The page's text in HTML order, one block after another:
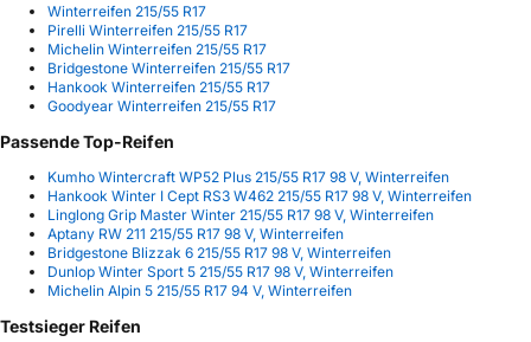
Winterreifen 215/55 R17
Pirelli Winterreifen 215/55 R17
Michelin Winterreifen 215/55 R17
Bridgestone Winterreifen 215/55 R17
Hankook Winterreifen 215/55 R17
Goodyear Winterreifen 215/55 R17
Passende Top-Reifen
Kumho Wintercraft WP52 Plus 215/55 R17 98 V, Winterreifen
Hankook Winter I Cept RS3 W462 215/55 R17 98 V, Winterreifen
Linglong Grip Master Winter 215/55 R17 98 V, Winterreifen
Aptany RW 211 215/55 R17 98 V, Winterreifen
Bridgestone Blizzak 6 215/55 R17 98 V, Winterreifen
Dunlop Winter Sport 5 215/55 R17 98 V, Winterreifen
Michelin Alpin 5 215/55 R17 94 V, Winterreifen
Testsieger Reifen